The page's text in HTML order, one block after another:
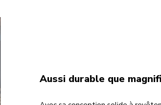
Aussi durable que